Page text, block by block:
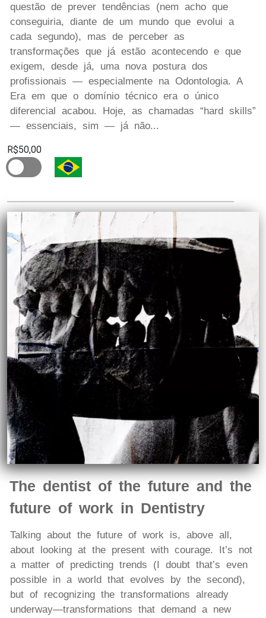
questão de prever tendências (nem acho que
conseguiria, diante de um mundo que evolui a
cada segundo), mas de perceber as
transformações que já estão acontecendo e que
exigem, desde já, uma nova postura dos
profissionais — especialmente na Odontologia. A
Era em que o domínio técnico era o único
diferencial acabou. Hoje, as chamadas “hard skills”
— essenciais, sim — já não...
R$50,00
The dentist of the future and the
future of work in Dentistry
Talking about the future of work is, above all,
about looking at the present with courage. It’s not
a matter of predicting trends (I doubt that’s even
possible in a world that evolves by the second),
but of recognizing the transformations already
underway—transformations that demand a new